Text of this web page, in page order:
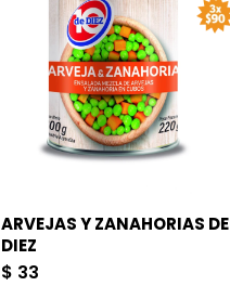
ARVEJAS Y ZANAHORIAS DE
DIEZ
$ 33